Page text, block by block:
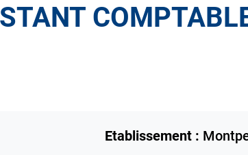
Etablissement :